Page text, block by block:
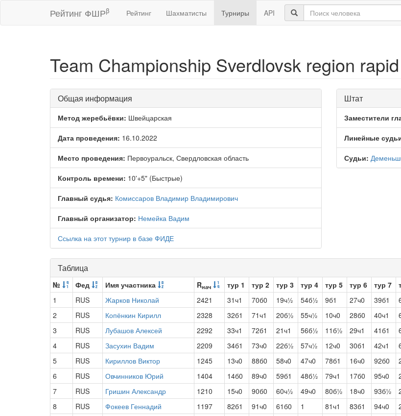
Рейтинг ФШРβ Рейтинг Шахматисты Турниры API
Team Championship Sverdlovsk region
Общая информация
Метод жеребьёвки: Швейцарская
Дата проведения: 16.10.2022
Место проведения: Первоуральск, Свердловская область
Контроль времени: 10'+5" (Быстрые)
Главный судья: Комиссаров Владимир Владимирович
Главный организатор: Немейка Вадим
Ссылка на этот турнир в базе ФИДЕ
Штат
Заместители
Линейные
Судьи:
Таблица
№ Фед Имя участника Rнач тур 1 тур 2 тур 3 тур 4 тур 5 тур 6 тур 7
1
RUS Жарков Николай 2421 31ч1 70б0 19ч½ 54б½ 9б1 27ч0 39б1
2
RUS Копёнкин Кирилл 2328 32б1 71ч1 20б½ 55ч½ 10ч0 28б0 40ч1
3
RUS Лубашов Алексей 2292 33ч1 72б1 21ч1 56б½ 11б½ 29ч1 41б1
4
RUS Засухин Вадим 2209 34б1 73ч0 22б½ 57ч½ 12ч0 30б1 42ч1
5
RUS Кириллов Виктор 1245 13ч0 88б0 58ч0 47ч0 78б1 16ч0 92б0
6
RUS Овчинников Юрий 1404 14б0 89ч0 59б1 48б½ 79ч1 17б0 95ч0
7
RUS Гришин Александр 1210 15ч0 90б0 60ч½ 49ч0 80б½ 18ч0 93б½
8
RUS Фокеев Геннадий 1197 82б1 91ч0 61б0 1 81ч1 83б1 94ч0